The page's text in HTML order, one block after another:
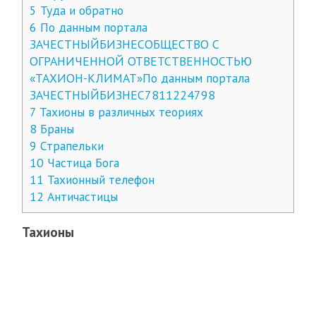
5 Туда и обратно
6 По данным портала
ЗАЧЕСТНЫЙБИЗНЕСОБЩЕСТВО С
ОГРАНИЧЕННОЙ ОТВЕТСТВЕННОСТЬЮ
«ТАХИОН-КЛИМАТ»По данным портала
ЗАЧЕСТНЫЙБИЗНЕС7811224798
7 Тахионы в различных теориях
8 Браны
9 Страпельки
10Частица Бога
11 Тахионный телефон
12 Античастицы
Тахионы